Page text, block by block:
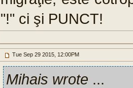
"!" ci şi PUNCT!
Tue Sep 29 2015, 12:00PM
Mihais wrote ...